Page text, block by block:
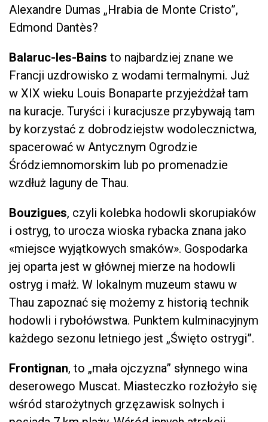
Alexandre Dumas „Hrabia de Monte Cristo”,
Edmond Dantès?
Balaruc-les-Bains to najbardziej znane we
Francji uzdrowisko z wodami termalnymi. Już
w XIX wieku Louis Bonaparte przyjeżdżał tam
na kuracje. Turyści i kuracjusze przybywają tam
by korzystać z dobrodziejstw wodolecznictwa,
spacerować w Antycznym Ogrodzie
Śródziemnomorskim lub po promenadzie
wzdłuż laguny de Thau.
Bouzigues, czyli kolebka hodowli skorupiaków
i ostryg, to urocza wioska rybacka znana jako
«miejsce wyjątkowych smaków». Gospodarka
jej oparta jest w głównej mierze na hodowli
ostryg i małż. W lokalnym muzeum stawu w
Thau zapoznać się możemy z historią technik
hodowli i rybołówstwa. Punktem kulminacyjnym
każdego sezonu letniego jest „Święto ostrygi”.
Frontignan, to „mała ojczyzna” słynnego wina
deserowego Muscat. Miasteczko rozłożyło się
wśród starożytnych grzęzawisk solnych i